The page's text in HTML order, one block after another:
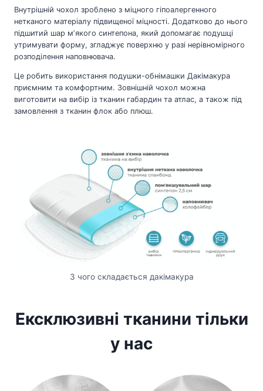
Внутрішній чохол зроблено з міцного гіпоалергенного
нетканого матеріалу підвищеної міцності. Додатково до нього
підшитий шар мʼякого синтепона, який допомагає подушці
утримувати форму, згладжує поверхню у разі нерівномірного
розподілення наповнювача.
Це робить використання подушки-обнімашки Дакімакура
приємним та комфортним. Зовнішній чохол можна
виготовити на вибір із тканин габардин та атлас, а також під
замовлення з тканин флок або плюш.
З чого складається дакімакура
Ексклюзивні тканини тільки
у нас